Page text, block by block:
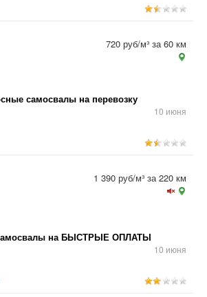
самосвалы на перевозку
10 июня
720 руб/м³ за 60 км
на БЫСТРЫЕ ОПЛАТЫ
10 июня
1 390 руб/м³ за 220 км